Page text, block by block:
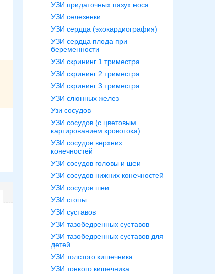
УЗИ придаточных пазух носа
УЗИ селезенки
УЗИ сердца (эхокардиография)
УЗИ сердца плода при
беременности
УЗИ скрининг 1 триместра
УЗИ скрининг 2 триместра
УЗИ скрининг 3 триместра
УЗИ слюнных желез
Узи сосудов
УЗИ сосудов (с цветовым
картированием кровотока)
УЗИ сосудов верхних
конечностей
УЗИ сосудов головы и шеи
УЗИ сосудов нижних конечностей
УЗИ сосудов шеи
УЗИ стопы
УЗИ суставов
УЗИ тазобедренных суставов
УЗИ тазобедренных суставов для
детей
УЗИ толстого кишечника
УЗИ тонкого кишечника